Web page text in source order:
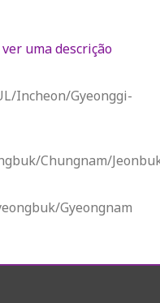
uma descrição
Incheon/Gyeonggi-
Chungnam/
Gyeongnam